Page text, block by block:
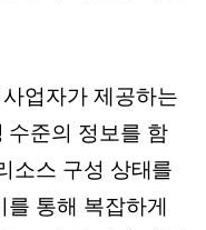
업자가 제공하는
수준의 정보를 함
소스 구성 상태를
통해 복잡하게